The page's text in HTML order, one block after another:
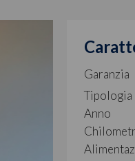
Garanzia
Tipologia
Anno